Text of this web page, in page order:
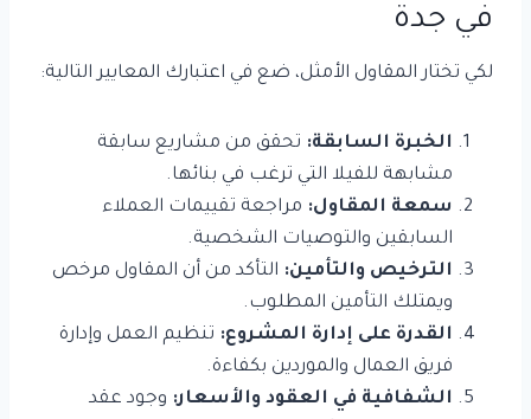
في جدة
لكي تختار المقاول الأمثل، ضع في اعتبارك المعايير التالية:
الخبرة السابقة: تحقق من مشاريع سابقة
مشابهة للفيلا التي ترغب في بنائها.
سمعة المقاول: مراجعة تقييمات العملاء
السابقين والتوصيات الشخصية.
الترخيص والتأمين: التأكد من أن المقاول مرخص
ويمتلك التأمين المطلوب.
القدرة على إدارة المشروع: تنظيم العمل وإدارة
فريق العمال والموردين بكفاءة.
الشفافية في العقود والأسعار: وجود عقد